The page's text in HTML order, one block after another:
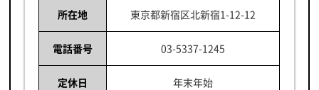
所在地 東京都新宿区北新宿1-12-12
電話番号 03-5337-1245
定休日 年末年始